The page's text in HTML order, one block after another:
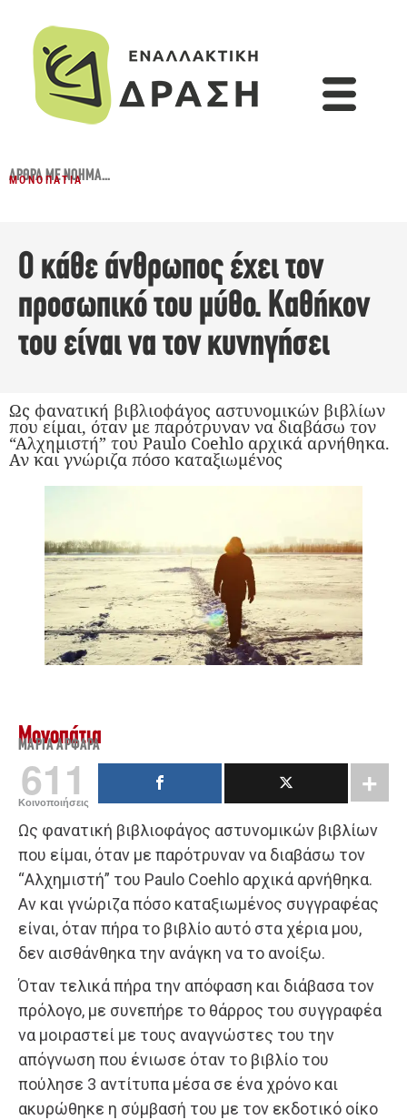
ΆΡΘΡΑ ΜΕ ΝΌΗΜΑ...
ΜΟΝΟΠΆΤΙΑ
Ο κάθε άνθρωπος έχει τον
προσωπικό του μύθο. Καθήκον
του είναι να τον κυνηγήσει
Ως φανατική βιβλιοφάγος αστυνομικών βιβλίων
που είμαι, όταν με παρότρυναν να διαβάσω τον
“Αλχημιστή” του Paulo Coehlo αρχικά αρνήθηκα.
Αν και γνώριζα πόσο καταξιωμένος
Μονοπάτια
ΜΑΡΊΑ ΑΡΦΑΡΆ
611
Κοινοποιήσεις
Ως φανατική βιβλιοφάγος αστυνομικών βιβλίων
που είμαι, όταν με παρότρυναν να διαβάσω τον
“Αλχημιστή” του Paulo Coehlo αρχικά αρνήθηκα.
Αν και γνώριζα πόσο καταξιωμένος συγγραφέας
είναι, όταν πήρα το βιβλίο αυτό στα χέρια μου,
δεν αισθάνθηκα την ανάγκη να το ανοίξω.
Όταν τελικά πήρα την απόφαση και διάβασα τον
πρόλογο, με συνεπήρε το θάρρος του συγγραφέα
να μοιραστεί με τους αναγνώστες του την
απόγνωση που ένιωσε όταν το βιβλίο του
πούλησε 3 αντίτυπα μέσα σε ένα χρόνο και
ακυρώθηκε η σύμβασή του με τον εκδοτικό οίκο